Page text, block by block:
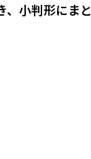
、小判形にまと